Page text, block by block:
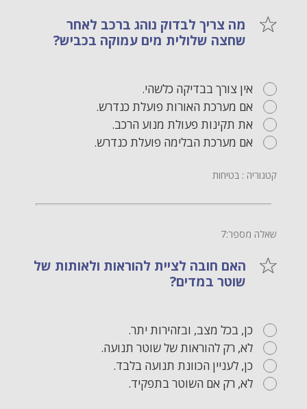
מה צריך לבדוק נוהג ברכב לאחר
שחצה שלולית מים עמוקה בכביש?
אין צורך בבדיקה כלשהי.
אם מערכת האורות פועלת כנדרש.
את תקינות פעולת מנוע הרכב.
אם מערכת הבלימה פועלת כנדרש.
קטגוריה : בטיחות
שאלה מספר:7
האם חובה לציית להוראות ולאותות של
שוטר במדים?
כן, בכל מצב, ובזהירות יתר.
לא, רק להוראות של שוטר תנועה.
כן, לעניין הכוונת תנועה בלבד.
לא, רק אם השוטר בתפקיד.